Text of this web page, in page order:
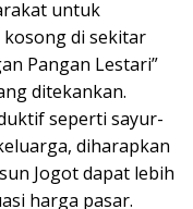
untuk
di sekitar
Pangan Lestari”
ditekankan.
seperti sayur-
diharapkan
Jogot dapat lebih
harga pasar.